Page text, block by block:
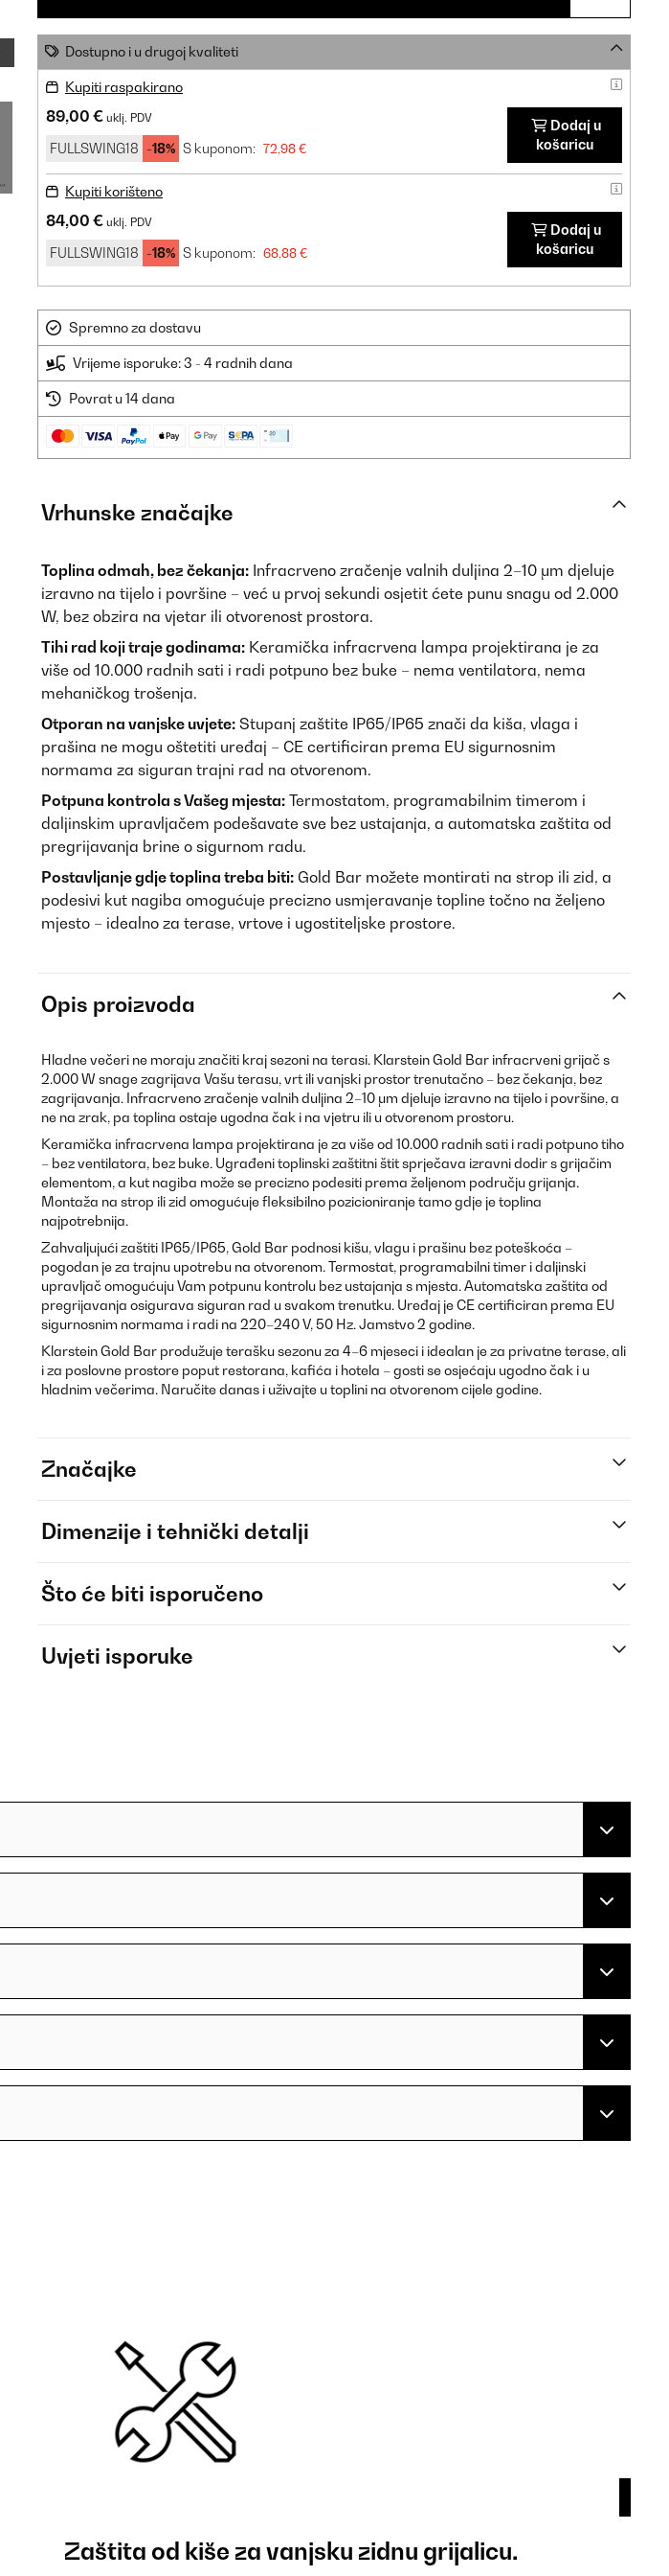
Dostupno i u drugoj kvaliteti
Kupiti raspakirano
89,00 € uklj. PDV
FULLSWING18 -18% S kuponom: 72,98 €
Dodaj u
košaricu
Kupiti korišteno
84,00 € uklj. PDV
FULLSWING18 -18% S kuponom: 68,88 €
Dodaj u
košaricu
Spremno za dostavu
Vrijeme isporuke: 3 - 4 radnih dana
Povrat u 14 dana
Vrhunske značajke
Toplina odmah, bez čekanja: Infracrveno zračenje valnih duljina 2–10 μm djeluje
izravno na tijelo i površine – već u prvoj sekundi osjetit ćete punu snagu od 2.000
W, bez obzira na vjetar ili otvorenost prostora.
Tihi rad koji traje godinama: Keramička infracrvena lampa projektirana je za
više od 10.000 radnih sati i radi potpuno bez buke – nema ventilatora, nema
mehaničkog trošenja.
Otporan na vanjske uvjete: Stupanj zaštite IP65/IP65 znači da kiša, vlaga i
prašina ne mogu oštetiti uređaj – CE certificiran prema EU sigurnosnim
normama za siguran trajni rad na otvorenom.
Potpuna kontrola s Vašeg mjesta: Termostatom, programabilnim timerom i
daljinskim upravljačem podešavate sve bez ustajanja, a automatska zaštita od
pregrijavanja brine o sigurnom radu.
Postavljanje gdje toplina treba biti: Gold Bar možete montirati na strop ili zid, a
podesivi kut nagiba omogućuje precizno usmjeravanje topline točno na željeno
mjesto – idealno za terase, vrtove i ugostiteljske prostore.
Opis proizvoda
Hladne večeri ne moraju značiti kraj sezoni na terasi. Klarstein Gold Bar infracrveni grijač s
2.000 W snage zagrijava Vašu terasu, vrt ili vanjski prostor trenutačno – bez čekanja, bez
zagrijavanja. Infracrveno zračenje valnih duljina 2–10 μm djeluje izravno na tijelo i površine, a
ne na zrak, pa toplina ostaje ugodna čak i na vjetru ili u otvorenom prostoru.
Keramička infracrvena lampa projektirana je za više od 10.000 radnih sati i radi potpuno tiho
– bez ventilatora, bez buke. Ugrađeni toplinski zaštitni štit sprječava izravni dodir s grijačim
elementom, a kut nagiba može se precizno podesiti prema željenom području grijanja.
Montaža na strop ili zid omogućuje fleksibilno pozicioniranje tamo gdje je toplina
najpotrebnija.
Zahvaljujući zaštiti IP65/IP65, Gold Bar podnosi kišu, vlagu i prašinu bez poteškoća –
pogodan je za trajnu upotrebu na otvorenom. Termostat, programabilni timer i daljinski
upravljač omogućuju Vam potpunu kontrolu bez ustajanja s mjesta. Automatska zaštita od
pregrijavanja osigurava siguran rad u svakom trenutku. Uređaj je CE certificiran prema EU
sigurnosnim normama i radi na 220–240 V, 50 Hz. Jamstvo 2 godine.
Klarstein Gold Bar produžuje terašku sezonu za 4–6 mjeseci i idealan je za privatne terase, ali
i za poslovne prostore poput restorana, kafića i hotela – gosti se osjećaju ugodno čak i u
hladnim večerima. Naručite danas i uživajte u toplini na otvorenom cijele godine.
Značajke
Dimenzije i tehnički detalji
Što će biti isporučeno
Uvjeti isporuke
Zaštita od kiše za vanjsku zidnu grijalicu.